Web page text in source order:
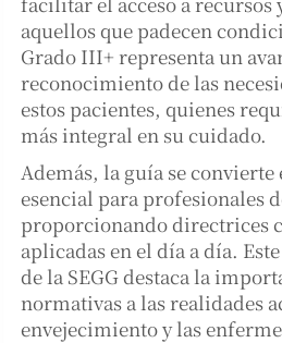
aquellos que padecen
Grado III+ representa un
reconocimiento de las
estos pacientes, quienes
más integral en su cuidado.
Además, la guía se
esencial para profesionales
proporcionando directrices
aplicadas en el día a día.
de la SEGG destaca la
normativas a las realidades
envejecimiento y las